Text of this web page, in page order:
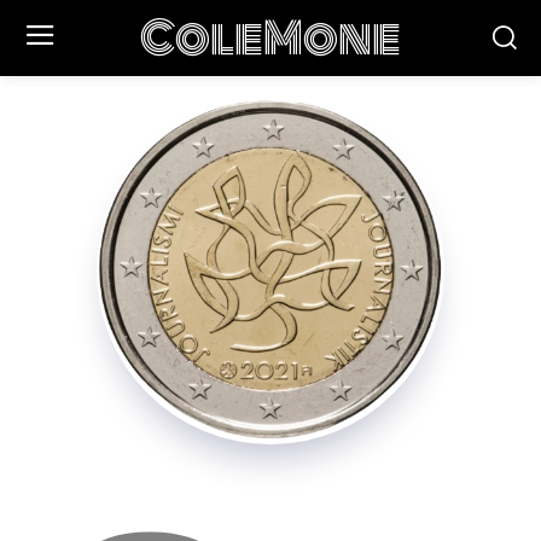
ColeMone